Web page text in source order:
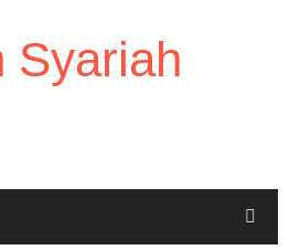
Syariah